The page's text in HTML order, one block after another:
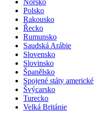
Norsko
Polsko
Rakousko
Řecko
Rumunsko
Saudská Arábie
Slovensko
Slovinsko
Španělsko
Spojené státy americké
Švýcarsko
Turecko
Velká Británie